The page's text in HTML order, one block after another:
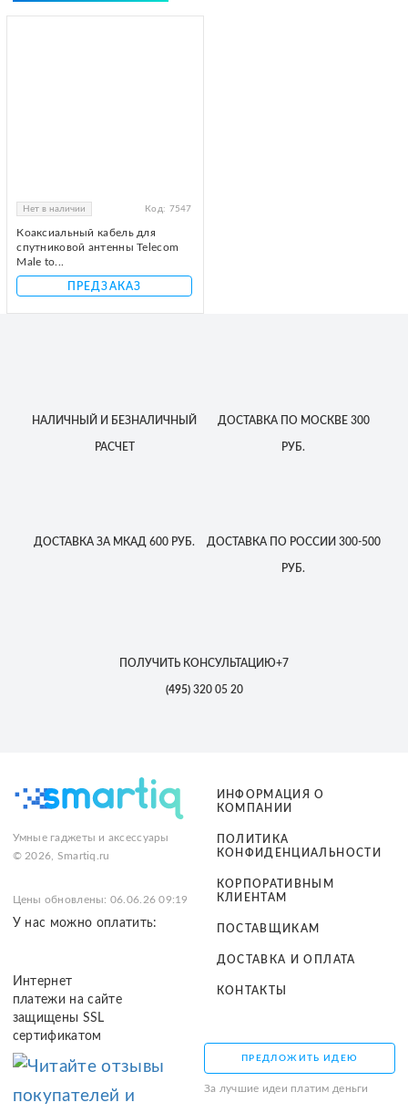
Нет в наличии Код: 7547
Коаксиальный кабель для
спутниковой антенны Telecom
Male to...
ПРЕДЗАКАЗ
НАЛИЧНЫЙ И БЕЗНАЛИЧНЫЙ
РАСЧЕТ
ДОСТАВКАПО МОСКВЕ 300
РУБ.
ДОСТАВКА ЗА МКАД 600 РУБ. ДОСТАВКАПО РОССИИ 300-500
РУБ.
ПОЛУЧИТЬ КОНСУЛЬТАЦИЮ+7
(495)320 05 20
Умные гаджеты и аксессуары
© 2026, Smartiq.ru
Цены обновлены: 06.06.26 09:19
У нас можно оплатить:
Интернет
платежи на сайте
защищены SSL
сертификатом
ИНФОРМАЦИЯ О
КОМПАНИИ
ПОЛИТИКА
КОНФИДЕНЦИАЛЬНОСТИ
КОРПОРАТИВНЫМ
КЛИЕНТАМ
ПОСТАВЩИКАМ
ДОСТАВКА И ОПЛАТА
КОНТАКТЫ
ПРЕДЛОЖИТЬ ИДЕЮ
За лучшие идеи платим деньги